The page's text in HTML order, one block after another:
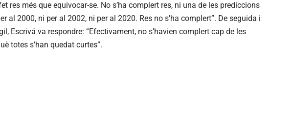
res més que equivocar-se. No s’ha complert res, ni una de les prediccions
al 2000, ni per al 2002, ni per al 2020. Res no s’ha complert”. De seguida i
Escrivá va respondre: “Efectivament, no s’havien complert cap de les
totes s’han quedat curtes”.